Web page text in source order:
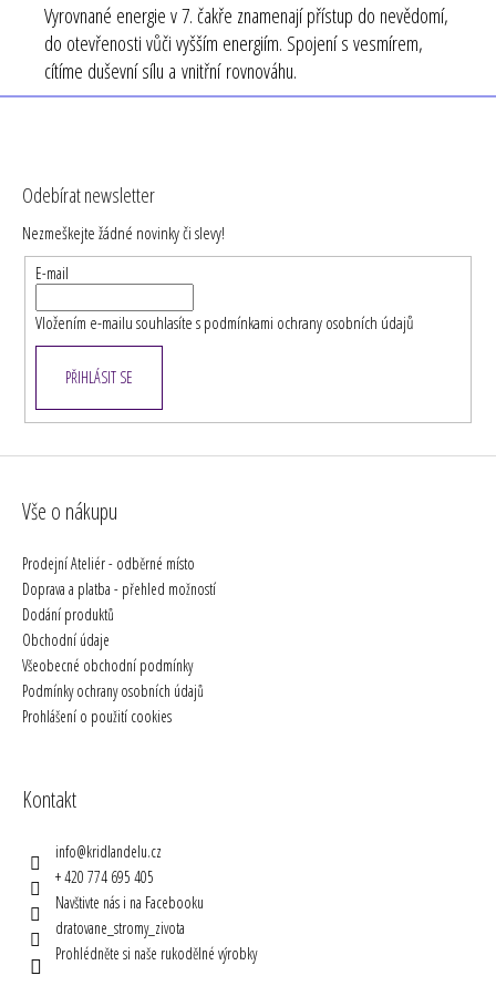
Vyrovnané energie v 7. čakře znamenají přístup do nevědomí,
do otevřenosti vůči vyšším energiím. Spojení s vesmírem,
cítíme duševní sílu a vnitřní rovnováhu.
Odebírat newsletter
Nezmeškejte žádné novinky či slevy!
E-mail
Vložením e-mailu souhlasíte spodmínkami ochrany osobních údajů
PŘIHLÁSIT SE
Vše o nákupu
Prodejní Ateliér - odběrné místo
Doprava a platba - přehled možností
Dodání produktů
Obchodní údaje
Všeobecné obchodní podmínky
Podmínky ochrany osobních údajů
Prohlášení o použití cookies
Kontakt
info@kridlandelu.cz
+ 420 774 695 405
Navštivte nás i na Facebooku
dratovane_stromy_zivota
Prohlédněte si naše rukodělné výrobky